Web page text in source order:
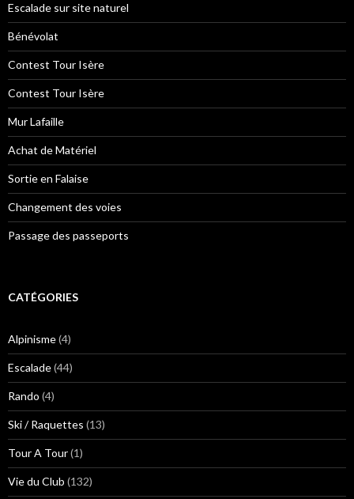
Escalade sur site naturel
Bénévolat
Contest Tour Isère
Contest Tour Isère
Mur Lafaille
Achat de Matériel
Sortie en Falaise
Changement des voies
Passage des passeports
CATÉGORIES
Alpinisme(4)
Escalade(44)
Rando (4)
Ski / Raquettes (13)
Tour A Tour(1)
Vie du Club (132)